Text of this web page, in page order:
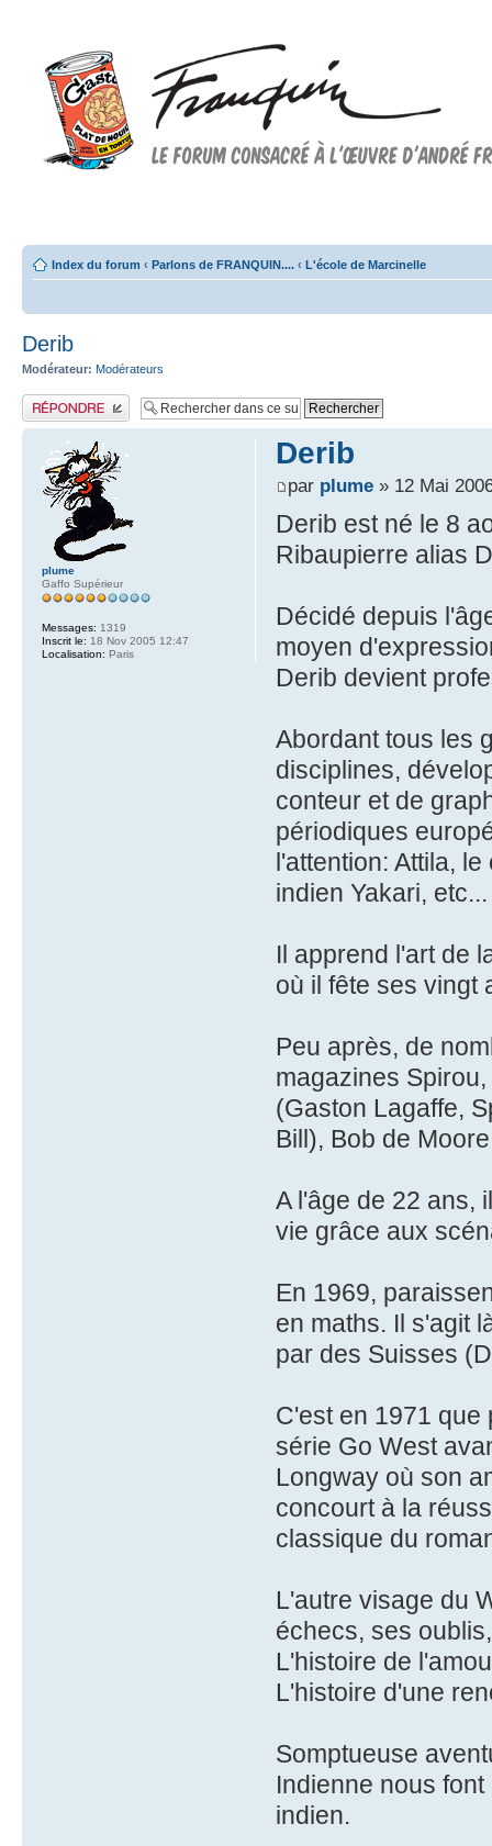
Index du forum ‹ Parlons de FRANQUIN.... ‹ L'école de Marcinelle
Derib
Modérateur: Modérateurs
Publier une réponse
Derib
par plume» 12 Mai
Derib est né le 8
Ribaupierre alias
Décidé depuis
moyen
Derib devient
Abordant tous les
disciplines,
conteur et de
périodiques
l'attention: Attila,
indien Yakari, etc...
Il apprend l'art de
où il fête ses vingt
Peu après, de
magazines
(Gaston Lagaffe,
Bill), Bob de
A l'âge de 22 ans,
vie grâce aux
En 1969,
en maths. Il s'agit
par des Suisses
C'est en 1971 que
série Go West
Longway où son
concourt à la
classique du
L'autre visage du
échecs, ses
L'histoire de
L'histoire d'une
Somptueuse
Indienne nous
indien.
plume
Gaffo Supérieur
Messages: 1319
Inscrit le: 18 Nov 2005 12:47
Localisation: Paris